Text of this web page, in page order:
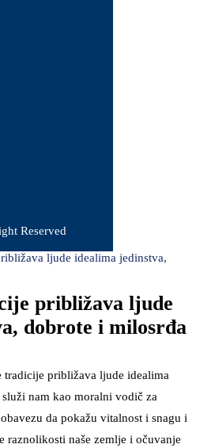
Reserved
ljude idealima jedinstva,
približava ljude
dobrote i milosrđa
tradicije približava ljude idealima
nam kao moralni vodič za
da pokažu vitalnost i snagu i
raznolikosti naše zemlje i očuvanje